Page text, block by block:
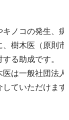
キノコの発生、
、樹木医（原則
する助成です。
は一般社団法人
していただけます